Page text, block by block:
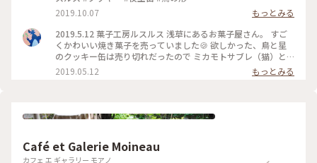
2019.10.07
もっとみる
2019.5.12 菓子工房ルスルス 浅草にあるお菓子屋さん。 すご
くかわいい焼き菓子を売っていました🍪 欲しかった、鳥と星
のクッキー缶は売り切れだったので ミカモトサブレ（猫）と
紅茶クッキーを買って帰りました🐱💕 今はイートインはお休
みしているみたいです。 #東京 #浅草 #スイーツ #クッキ
2019.05.12 もっとみる
Café et Galerie Moineau
カフェ エ ギャラリー モアノ